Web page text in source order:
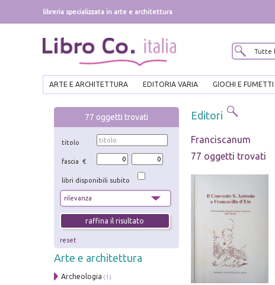
libreria specializzata in arte e architettura
ARTE E ARCHITETTURA EDITORIA VARIA GIOCHI E FUMETTI
77 oggetti trovati
titolo
fascia €
libri disponibili subito
reset
Arte e architettura
Archeologia (1)
Editori
Franciscanum
77 oggetti trovati